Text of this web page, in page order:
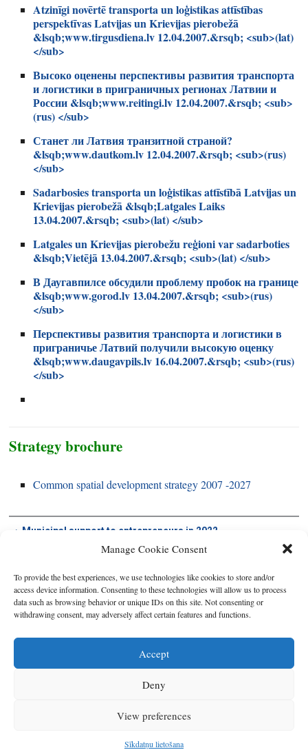
Manage Cookie Consent
To provide the best experiences, we use technologies like cookies to store and/or
access device information. Consenting to these technologies will allow us to process
data such as browsing behavior or unique IDs on this site. Not consenting or
withdrawing consent, may adversely affect certain features and functions.
Accept
Deny
View preferences
Sīkdatņu lietošana
Atzinīgi novērtē transporta un loģistikas attīstības
perspektīvas Latvijas un Krievijas pierobežā
&lsqb;www.tirgusdiena.lv 12.04.2007.&rsqb; <sub>(lat)
</sub>
Высоко оценены перспективы развития транспорта
и логистики в приграничных регионах Латвии и
России &lsqb;www.reitingi.lv 12.04.2007.&rsqb; <sub>
(rus) </sub>
Станет ли Латвия транзитной страной?
&lsqb;www.dautkom.lv 12.04.2007.&rsqb; <sub>(rus)
</sub>
Sadarbosies transporta un loģistikas attīstībā Latvijas un
Krievijas pierobežā &lsqb;Latgales Laiks
13.04.2007.&rsqb; <sub>(lat) </sub>
Latgales un Krievijas pierobežu reģioni var sadarboties
&lsqb;Vietējā 13.04.2007.&rsqb; <sub>(lat) </sub>
В Даугавпилсе обсудили проблему пробок на границе
&lsqb;www.gorod.lv 13.04.2007.&rsqb; <sub>(rus)
</sub>
Перспективы развития транспорта и логистики в
приграничье Латвий получили высокую оценку
&lsqb;www.daugavpils.lv 16.04.2007.&rsqb; <sub>(rus)
</sub>
Strategy brochure
Common spatial development strategy 2007 -2027
Municipal support to entrepreneurs in 2022
Developed bySIA Info